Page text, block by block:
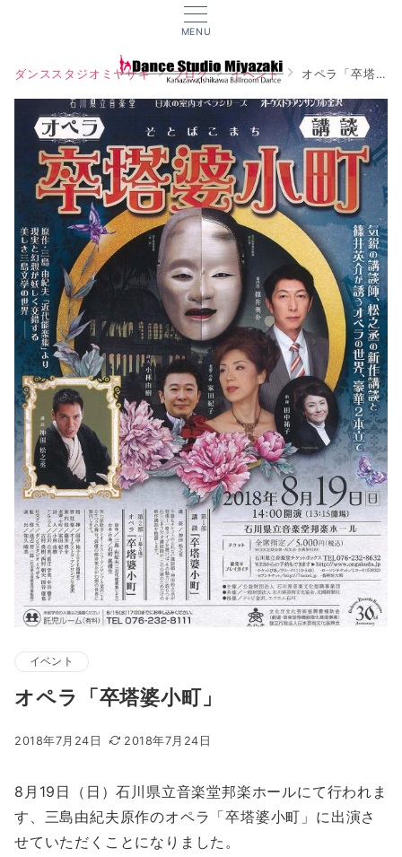
MENU
ダンススタジオミヤザキ ブログ イベント オペラ「卒塔婆小町」
イベント
オペラ「卒塔婆小町」
2018年7月24日 2018年7月24日
8月19日（日）石川県立音楽堂邦楽ホールにて行われま
す、三島由紀夫原作のオペラ「卒塔婆小町」に出演さ
せていただくことになりました。